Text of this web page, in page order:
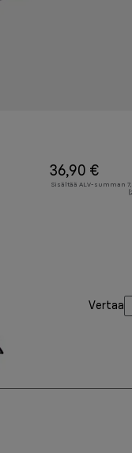
36,90 €
Sisältää ALV-summan
Vertaa